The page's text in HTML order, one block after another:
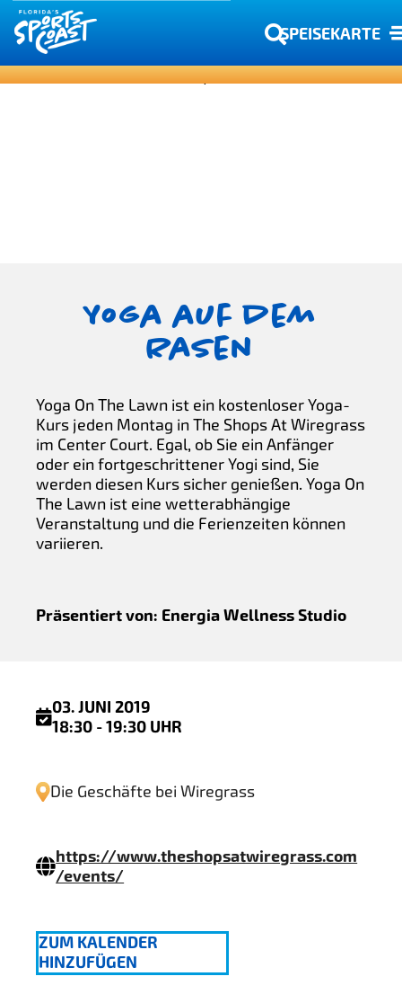
SPEISEKARTE
Yoga auf dem
Rasen
Yoga On The Lawn ist ein kostenloser Yoga-
Kurs jeden Montag in The Shops At Wiregrass
im Center Court. Egal, ob Sie ein Anfänger
oder ein fortgeschrittener Yogi sind, Sie
werden diesen Kurs sicher genießen. Yoga On
The Lawn ist eine wetterabhängige
Veranstaltung und die Ferienzeiten können
variieren.
Präsentiert von: Energia Wellness Studio
03. JUNI 2019
18:30 - 19:30 UHR
Die Geschäfte bei Wiregrass
https://www.theshopsatwiregrass.com
/events/
ZUM KALENDER
HINZUFÜGEN